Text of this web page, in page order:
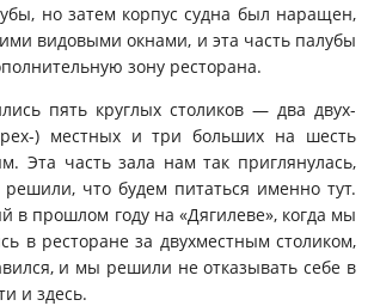
но затем корпус судна был наращен,
видовыми окнами, и эта часть палубы
зону ресторана.
пять круглых столиков — два двух-
) местных и три больших на шесть
Эта часть зала нам так приглянулась,
что будем питаться именно тут.
в прошлом году на «Дягилеве», когда мы
в ресторане за двухместным столиком,
и мы решили не отказывать себе в
и здесь.